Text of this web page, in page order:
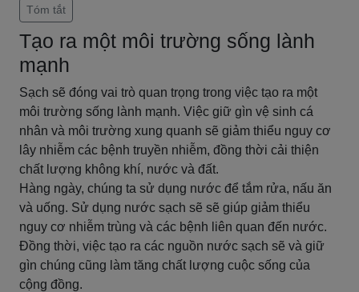
Tóm tắt
Tạo ra một môi trường sống lành
mạnh
Sạch sẽ đóng vai trò quan trọng trong việc tạo ra một
môi trường sống lành mạnh. Việc giữ gìn vệ sinh cá
nhân và môi trường xung quanh sẽ giảm thiểu nguy cơ
lây nhiễm các bệnh truyền nhiễm, đồng thời cải thiện
chất lượng không khí, nước và đất.
Hàng ngày, chúng ta sử dụng nước để tắm rửa, nấu ăn
và uống. Sử dụng nước sạch sẽ sẽ giúp giảm thiểu
nguy cơ nhiễm trùng và các bệnh liên quan đến nước.
Đồng thời, việc tạo ra các nguồn nước sạch sẽ và giữ
gìn chúng cũng làm tăng chất lượng cuộc sống của
cộng đồng.